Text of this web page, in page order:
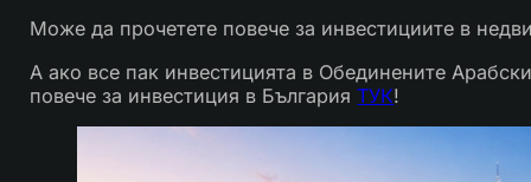
Може да прочетете повече за инвестициите в
А ако все пак инвестицията в Обединените
повече за инвестиция в БългарияТУК!